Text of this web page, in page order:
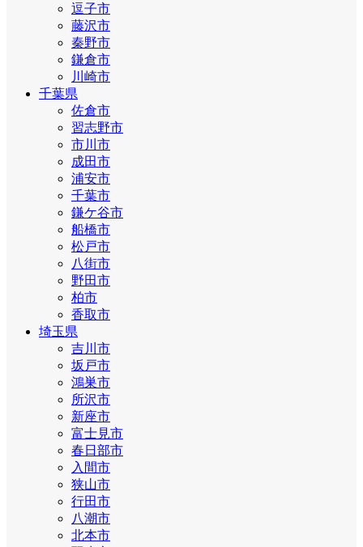
逗子市
藤沢市
秦野市
鎌倉市
川崎市
千葉県
佐倉市
習志野市
市川市
成田市
浦安市
千葉市
鎌ケ谷市
船橋市
松戸市
八街市
野田市
柏市
香取市
埼玉県
吉川市
坂戸市
鴻巣市
所沢市
新座市
富士見市
春日部市
入間市
狭山市
行田市
八潮市
北本市